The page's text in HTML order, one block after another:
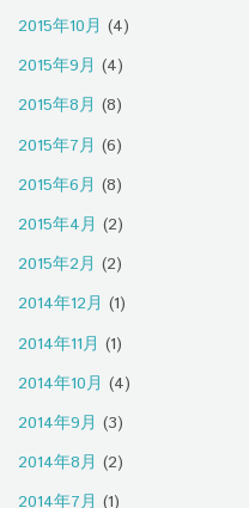
2015年10月 (4)
2015年9月 (4)
2015年8月 (8)
2015年7月 (6)
2015年6月 (8)
2015年4月 (2)
2015年2月 (2)
2014年12月 (1)
2014年11月 (1)
2014年10月 (4)
2014年9月 (3)
2014年8月 (2)
2014年7月 (1)